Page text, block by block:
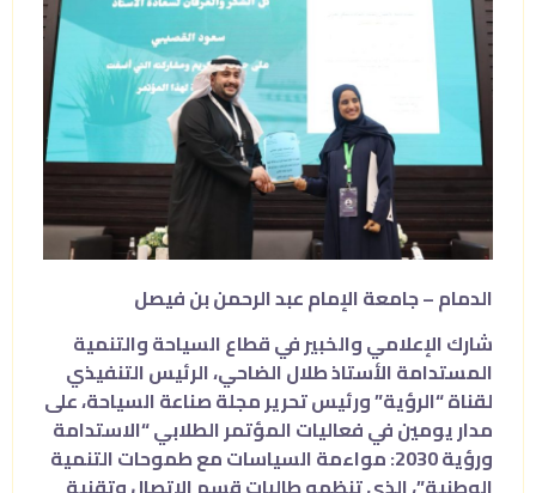
الدمام – جامعة الإمام عبد الرحمن بن فيصل
شارك الإعلامي والخبير في قطاع السياحة والتنمية
المستدامة الأستاذ طلال الضاحي، الرئيس التنفيذي
لقناة “الرؤية” ورئيس تحرير مجلة صناعة السياحة، على
مدار يومين في فعاليات المؤتمر الطلابي “الاستدامة
ورؤية 2030: مواءمة السياسات مع طموحات التنمية